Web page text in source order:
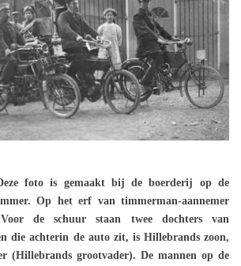
foto is gemaakt bij de boerderij op de
Op het erf van timmerman-aannemer
de schuur staan twee dochters van
die achterin de auto zit, is Hillebrands zoon,
(Hillebrands grootvader). De mannen op de